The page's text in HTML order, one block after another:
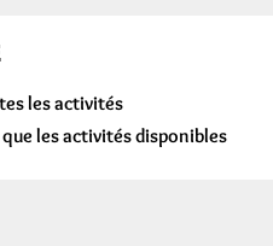
les activités
les activités disponibles